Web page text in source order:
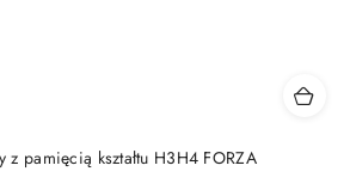
z pamięcią kształtu H3H4 FORZA